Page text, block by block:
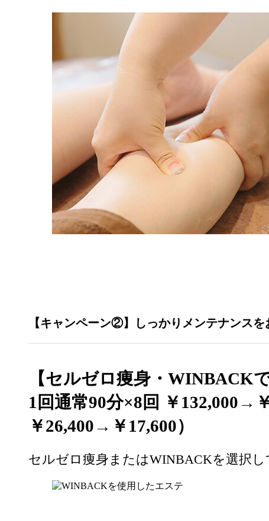
【キャンペーン②】しっかりメンテナンス
【セルゼロ痩身・WINBACK
1回通常90分×8回 ￥132,000→ ￥
￥26,400→￥17,600）
セルゼロ痩身またはWINBACKを選択し